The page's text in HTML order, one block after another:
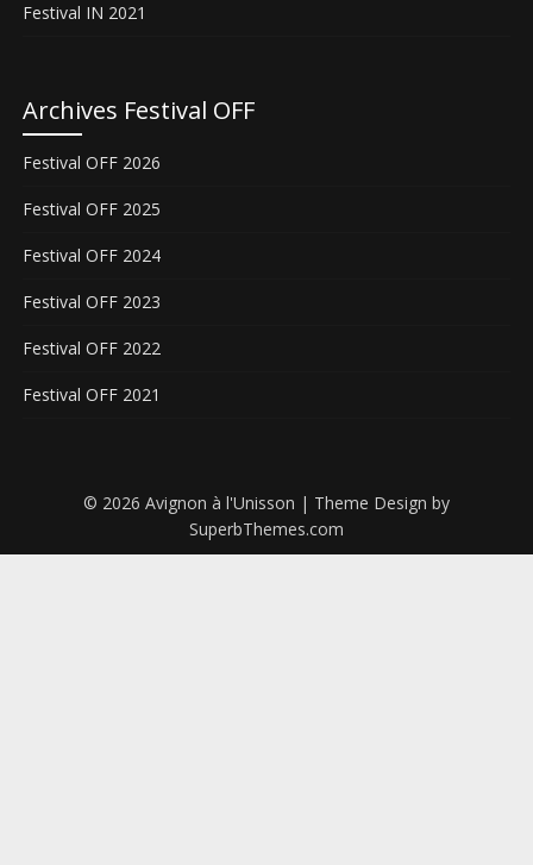
Festival IN 2021
Archives Festival OFF
Festival OFF 2026
Festival OFF 2025
Festival OFF 2024
Festival OFF 2023
Festival OFF 2022
Festival OFF 2021
© 2026 Avignon à l'Unisson | Theme Design by
SuperbThemes.com